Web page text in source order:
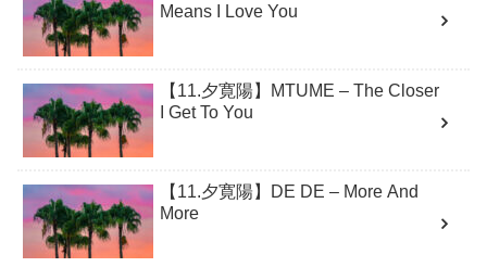
Means I Love You
【11.夕寛陽】MTUME – The Closer
I Get To You
【11.夕寛陽】DE DE – More And
More